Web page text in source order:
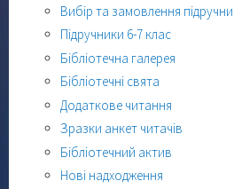
Вибір та замовлення
Підручники 6-7 клас
Бібліотечна галерея
Бібліотечні свята
Додаткове читання
Зразки анкет читачів
Бібліотечний актив
Нові надходження